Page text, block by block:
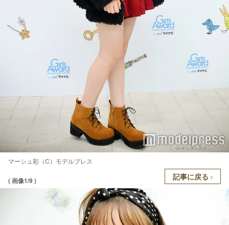
マーシュ彩（C）モデルプレス
( 画像1/9 ) 記事に戻る